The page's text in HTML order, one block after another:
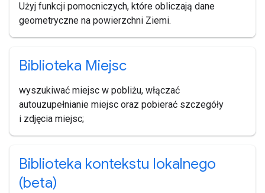
Użyj funkcji pomocniczych, które obliczają dane
geometryczne na powierzchni Ziemi.
Biblioteka Miejsc
wyszukiwać miejsc w pobliżu, włączać
autouzupełnianie miejsc oraz pobierać szczegóły
i zdjęcia miejsc;
Biblioteka kontekstu lokalnego
(beta)